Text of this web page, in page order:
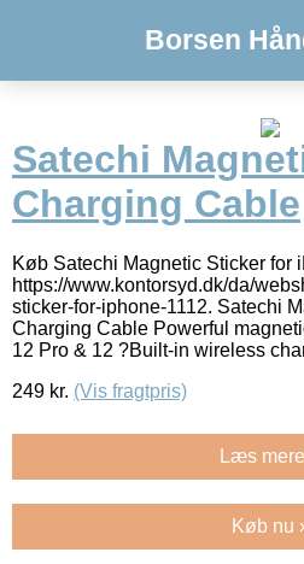
Borsen
Satechi
Charging Cable
Køb Satechi Magnetic Sticker for
https://www.kontorsyd.dk/da/
sticker-for-iphone-1112. Satechi
Charging Cable Powerful
12 Pro & 12 ?Built-in wireless
249 kr. (Vis fragtpris)
Læs
Køb nu